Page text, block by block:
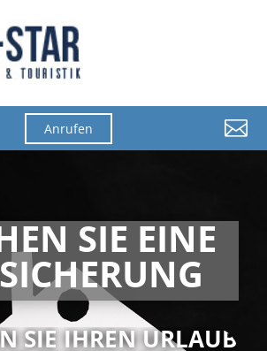
Anrufen 
SIE EINE
SIE IHREN URLAUB